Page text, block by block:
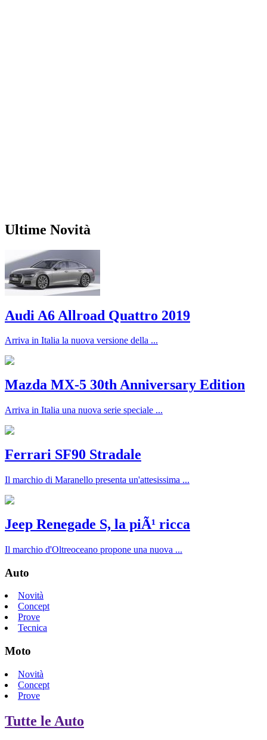
Ultime Novità
Audi A6 Allroad Quattro 2019
Arriva in Italia la nuova versione della ...
Mazda MX-5 30th Anniversary Edition
Arriva in Italia una nuova serie speciale ...
Ferrari SF90 Stradale
Il marchio di Maranello presenta un'attesissima ...
Jeep Renegade S, la piÃ¹ ricca
Il marchio d'Oltreoceano propone una nuova ...
Auto
Novità
Concept
Prove
Tecnica
Moto
Novità
Concept
Prove
Tutte le Auto